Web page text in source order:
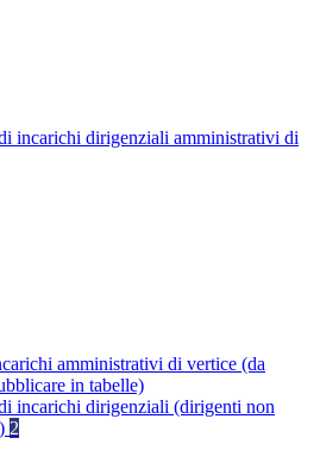
incarichi dirigenziali amministrativi di
amministrativi di vertice (da
in tabelle)
incarichi dirigenziali (dirigenti non
2